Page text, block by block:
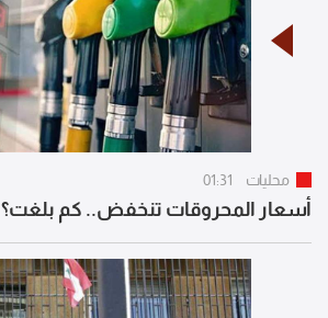
محليات 01:31
أسعار المحروقات تنخفض.. كم بلغت؟